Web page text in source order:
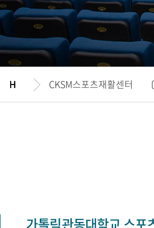
CKSM스포츠재활센터
가톨릭관동대학교 스포